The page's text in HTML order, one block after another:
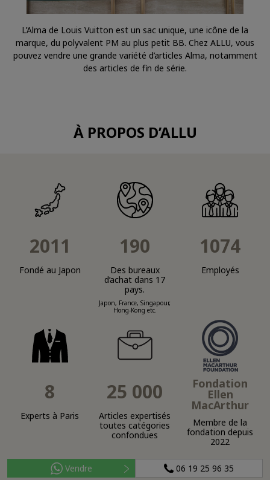
L’Alma de Louis Vuitton est un sac unique, une icône de la
marque, du polyvalent PM au plus petit BB. Chez ALLU, vous
pouvez vendre une grande variété d’articles Alma, notamment
des articles de fin de série.
À PROPOS D’ALLU
2011
Fondé au Japon
190
Des bureaux
d’achat dans 17
pays.
Japon, France, Singapour,
Hong-Kong etc.
1074
Employés
8
Experts à Paris
25 000
Articles expertisés
toutes catégories
confondues
Fondation
Ellen
MacArthur
Membre de la
fondation depuis
2022
Vendre 06 19 25 96 35